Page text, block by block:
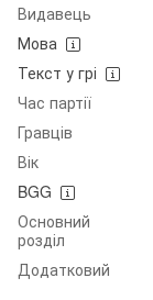
Видавець
Мова
Текст у грі
Час партії
Гравців
Вік
BGG
Основний
розділ
Додатковий